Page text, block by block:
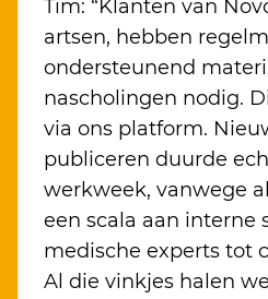
Tim: “Klanten van
artsen, hebben
ondersteunend
nascholingen nodig.
via ons platform.
publiceren duurde
werkweek, vanwege
een scala aan interne
medische experts tot
Al die vinkjes halen